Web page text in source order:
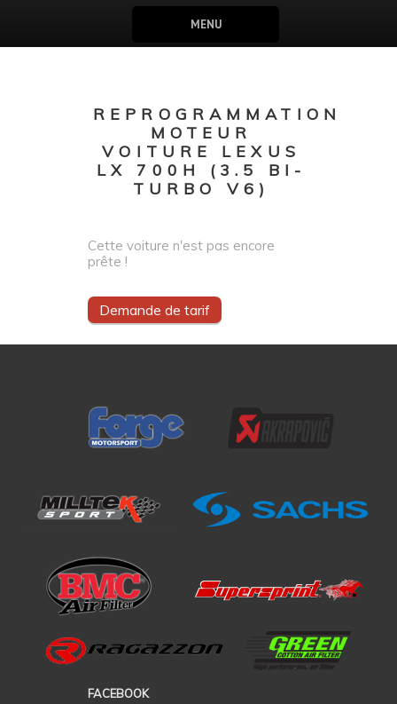
MENU
REPROGRAMMATION
MOTEUR
VOITURE LEXUS
LX 700H (3.5 BI-
TURBO V6)
Cette voiture n'est pas encore
prête !
Demande de tarif
FACEBOOK